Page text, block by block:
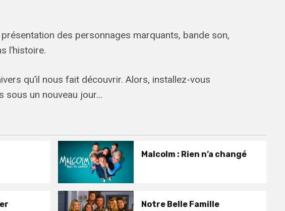
des personnages marquants, bande son,
l’histoire.
qu’il nous fait découvrir. Alors, installez-vous
un nouveau jour...
Malcolm : Rien n’a changé
Notre Belle Famille